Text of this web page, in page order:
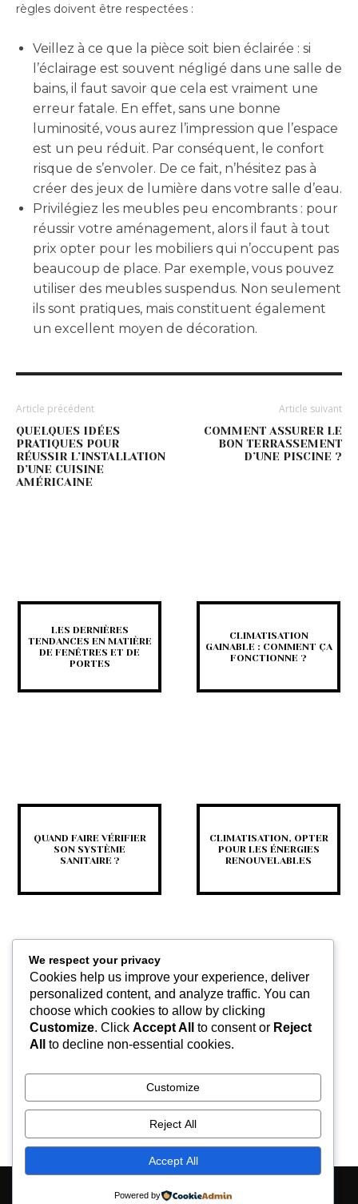
règles doivent être respectées :
Veillez à ce que la pièce soit bien éclairée : si
l’éclairage est souvent négligé dans une salle de
bains, il faut savoir que cela est vraiment une
erreur fatale. En effet, sans une bonne
luminosité, vous aurez l’impression que l’espace
est un peu réduit. Par conséquent, le confort
risque de s’envoler. De ce fait, n’hésitez pas à
créer des jeux de lumière dans votre salle d’eau.
Privilégiez les meubles peu encombrants : pour
réussir votre aménagement, alors il faut à tout
prix opter pour les mobiliers qui n’occupent pas
beaucoup de place. Par exemple, vous pouvez
utiliser des meubles suspendus. Non seulement
ils sont pratiques, mais constituent également
un excellent moyen de décoration.
Article précédent
QUELQUES IDÉES
PRATIQUES POUR
RÉUSSIR L’INSTALLATION
D’UNE CUISINE
AMÉRICAINE
Article suivant
COMMENT ASSURER LE
BON TERRASSEMENT
D’UNE PISCINE ?
LES DERNIÈRES
TENDANCES EN MATIÈRE
DE FENÊTRES ET DE
PORTES
CLIMATISATION
GAINABLE : COMMENT ÇA
FONCTIONNE ?
QUAND FAIRE VÉRIFIER
SON SYSTÈME
SANITAIRE ?
CLIMATISATION, OPTER
POUR LES ÉNERGIES
RENOUVELABLES
DES ASTUCES POUR
DÉCORER VOTRE JARDIN
We respect your privacy
Cookies help us improve your experience, deliver
personalized content, and analyze traffic. You can
choose which cookies to allow by clicking
Customize. Click Accept All to consent or Reject
All
to decline non-essential cookies.
Customize
Reject All
Accept All
Powered by